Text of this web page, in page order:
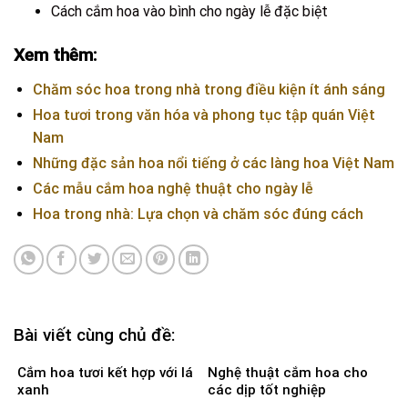
Cách cắm hoa vào bình cho ngày lễ đặc biệt
Xem thêm:
Chăm sóc hoa trong nhà trong điều kiện ít ánh sáng
Hoa tươi trong văn hóa và phong tục tập quán Việt
Nam
Những đặc sản hoa nổi tiếng ở các làng hoa Việt Nam
Các mẫu cắm hoa nghệ thuật cho ngày lễ
Hoa trong nhà: Lựa chọn và chăm sóc đúng cách
Bài viết cùng chủ đề:
Cắm hoa tươi kết hợp với lá
xanh
Nghệ thuật cắm hoa cho
các dịp tốt nghiệp